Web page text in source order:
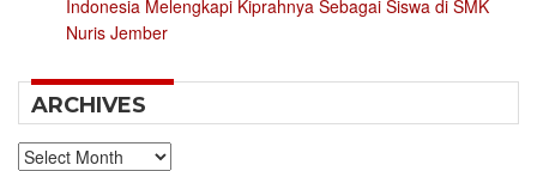
Indonesia Melengkapi Kiprahnya Sebagai Siswa di SMK
Nuris Jember
ARCHIVES
Archives